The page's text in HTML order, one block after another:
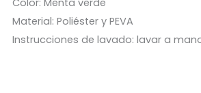
Color: Menta verde
Material: Poliéster y PEVA
Instrucciones de lavado: lavar a